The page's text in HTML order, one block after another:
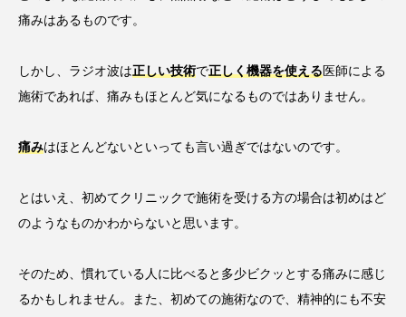
痛みはあるものです。
しかし、ラジオ波は正しい技術で正しく機器を使える 医師による
施術であれば、痛みもほとんど気になるものではありません。
痛みはほとんどないといっても言い過ぎではないのです。
とはいえ、初めてクリニックで施術を受ける方の場合は初めはど
のようなものかわからないと思います。
そのため、慣れている人に比べると多少ビクッとする痛みに感じ
るかもしれません。また、初めての施術なので、精神的にも不安